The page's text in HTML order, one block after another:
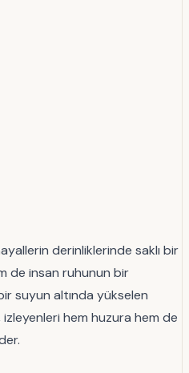
derinliklerinde saklı bir
de insan ruhunun bir
suyun altında yükselen
hem huzura hem de